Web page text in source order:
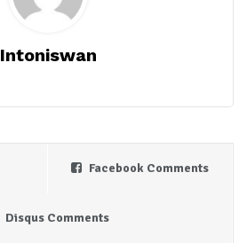
Intoniswan
Facebook Comments
Disqus Comments